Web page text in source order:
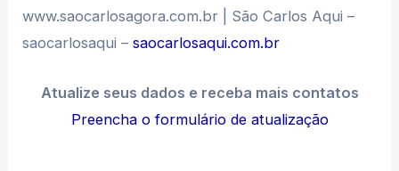
www.saocarlosagora.com.br | São Carlos Aqui –
saocarlosaqui –saocarlosaqui.com.br
Atualize seus dados e receba mais contatos
Preencha o formulário de atualização